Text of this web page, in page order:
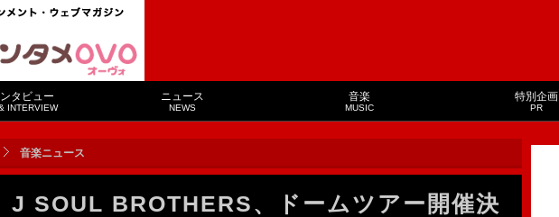
タビュー
INTERVIEW
ニュース
NEWS
音楽
MUSIC
特別企画
PR
音楽ニュース
J SOUL BROTHERS、ドームツアー開催決